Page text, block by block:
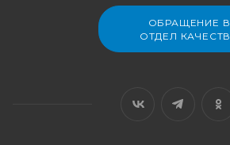
ОБРАЩЕНИЕ В
ОТДЕЛ